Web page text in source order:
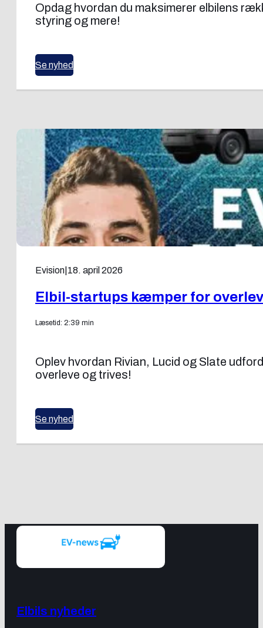
Opdag hvordan du maksimerer elbilens
styring og mere!
Se nyhed
Evision 18. april 2026
Elbil-startups kæmper for
Læsetid: 2:39 min
Oplev hvordan Rivian, Lucid og Slate
overleve og trives!
Se nyhed
Elbils nyheder